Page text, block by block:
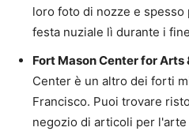
loro foto di nozze e
festa nuziale lì durante i
Fort Mason Center for Arts
Center è un altro dei forti
Francisco. Puoi trovare
negozio di articoli per